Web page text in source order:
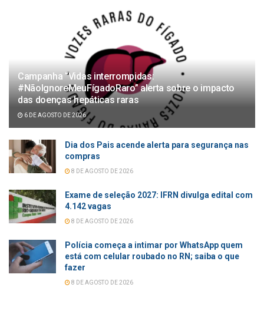
Campanha “Vidas interrompidas:
#NãoIgnoreMeuFígadoRaro” alerta sobre o impacto
das doenças hepáticas raras
6 DE AGOSTO DE 2026
Dia dos Pais acende alerta para segurança nas
compras
8 DE AGOSTO DE 2026
Exame de seleção 2027: IFRN divulga edital com
4.142 vagas
8 DE AGOSTO DE 2026
Polícia começa a intimar por WhatsApp quem
está com celular roubado no RN; saiba o que
fazer
8 DE AGOSTO DE 2026